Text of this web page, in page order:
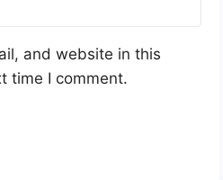
and website in this
time I comment.